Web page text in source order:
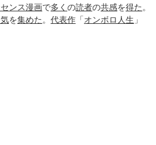
ンス漫画で多く の読者の共感を得た 。
を集めた 。 代表作 「オンボロ人生 」